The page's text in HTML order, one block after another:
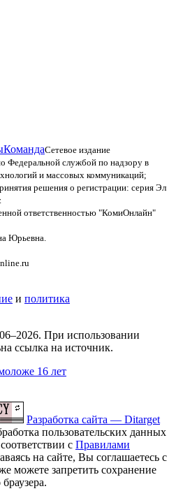
КомандаСетевое издание
Федеральной службой по надзору в
и массовых коммуникаций;
решения о регистрации: серия Эл
ответственностью "КомиОнлайн"
Юрьевна.
и политика
При использовании
ссылка на источник.
16 лет
Разработка сайта — Ditarget
пользовательских данных
с Правилами
на сайте, Вы соглашаетесь с
можете запретить сохранение